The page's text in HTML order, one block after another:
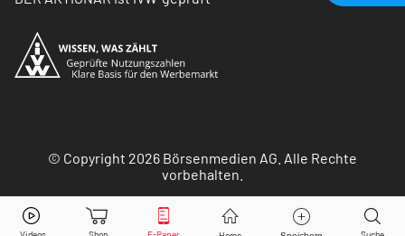
German Startups GroupAktie jetzt handeln?
© Copyright 2026 Börsenmedien AG. Alle Rechte
vorbehalten.